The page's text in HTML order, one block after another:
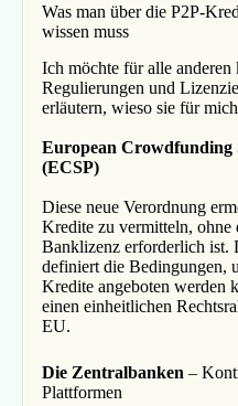
Was man über die P2P-
wissen muss
Ich möchte für alle
Regulierungen und
erläutern, wieso sie für
European Crowdfunding
(ECSP)
Diese neue Verordnung
Kredite zu vermitteln, ohne
Banklizenz erforderlich ist.
definiert die Bedingungen,
Kredite angeboten werden
einen einheitlichen
EU.
Die Zentralbanken –
Plattformen